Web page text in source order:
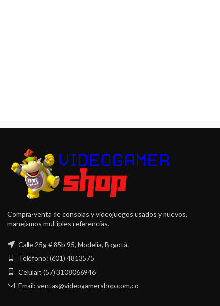
Compra-venta de consolas y videojuegos usados y nuevos,
manejamos multiples referencias.
Calle 25g # 85b 95, Modelia, Bogotá.
Teléfono: (601) 4813575
Celular: (57) 3108066946
Email: ventas@videogamershop.com.co